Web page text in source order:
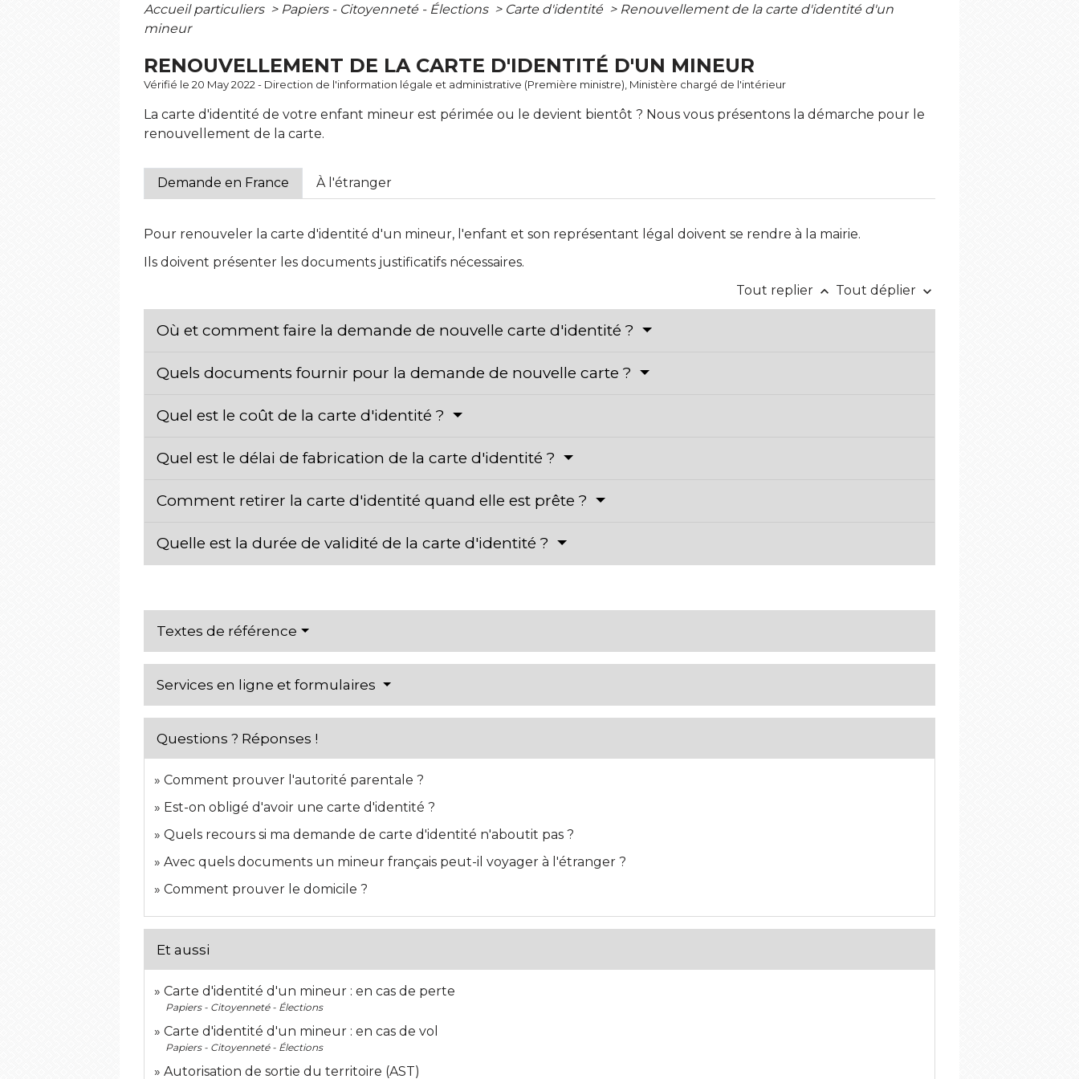
Accueil particuliers > Papiers - Citoyenneté - Élections > Carte d'identité > Renouvellement de la carte d'identité d'un
mineur
RENOUVELLEMENT DE LA CARTE D'IDENTITÉ D'UN MINEUR
Vérifié le 20 May 2022 - Direction de l'information légale et administrative (Première ministre), Ministère chargé de l'intérieur
La carte d'identité de votre enfant mineur est périmée ou le devient bientôt ? Nous vous présentons la démarche pour le
renouvellement de la carte.
Demande en France À l'étranger
Pour renouveler la carte d'identité d'un mineur, l'enfant et son représentant légal doivent se rendre à la mairie.
Ils doivent présenter les documents justificatifs nécessaires.
Tout replier keyboard_arrow_up Tout déplier keyboard_arrow_down
Où et comment faire la demande de nouvelle carte d'identité ?
Quels documents fournir pour la demande de nouvelle carte ?
Quel est le coût de la carte d'identité ?
Quel est le délai de fabrication de la carte d'identité ?
Comment retirer la carte d'identité quand elle est prête ?
Quelle est la durée de validité de la carte d'identité ?
Textes de référence
Services en ligne et formulaires
Questions ? Réponses !
Comment prouver l'autorité parentale ?
Est-on obligé d'avoir une carte d'identité ?
Quels recours si ma demande de carte d'identité n'aboutit pas ?
Avec quels documents un mineur français peut-il voyager à l'étranger ?
Comment prouver le domicile ?
Et aussi
Carte d'identité d'un mineur : en cas de perte
Papiers - Citoyenneté - Élections
Carte d'identité d'un mineur : en cas de vol
Papiers - Citoyenneté - Élections
Autorisation de sortie du territoire (AST)